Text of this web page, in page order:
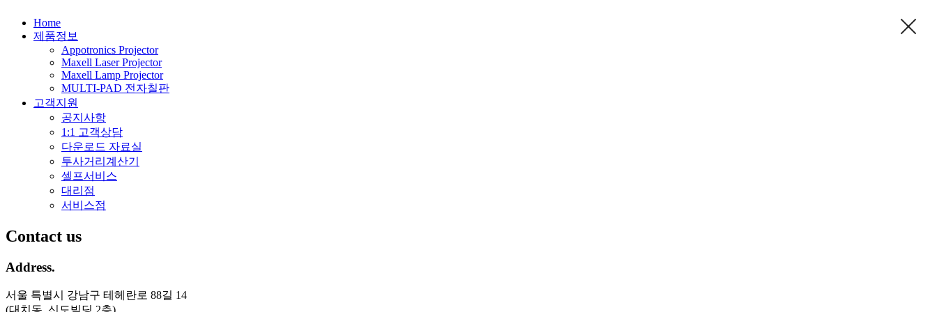
Home
제품정보
Appotronics Projector
Maxell Laser Projector
Maxell Lamp Projector
MULTI-PAD 전자칠판
고객지원
공지사항
1:1 고객상담
다운로드 자료실
투사거리계산기
셀프서비스
대리점
서비스점
Contact us
Address.
서울 특별시 강남구 테헤란로 88길 14
(대치동, 신도빌딩 2층)